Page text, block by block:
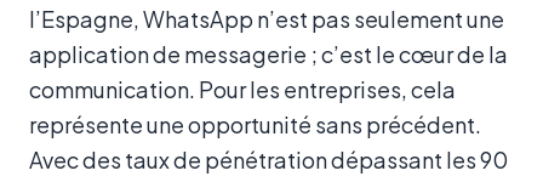
l’Espagne, WhatsApp n’est pas seulement une
application de messagerie ; c’est le cœur de la
communication. Pour les entreprises, cela
représente une opportunité sans précédent.
Avec des taux de pénétration dépassant les 90